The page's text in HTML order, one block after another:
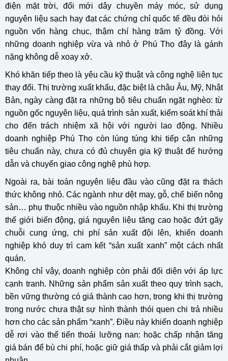
điện mặt trời, đổi mới dây chuyền máy móc, sử dụng
nguyên liệu sạch hay đạt các chứng chỉ quốc tế đều đòi hỏi
nguồn vốn hàng chục, thậm chí hàng trăm tỷ đồng. Với
những doanh nghiệp vừa và nhỏ ở Phú Thọ đây là gánh
nặng không dễ xoay xở.
Khó khăn tiếp theo là yêu cầu kỹ thuật và công nghệ liên tục
thay đổi. Thị trường xuất khẩu, đặc biệt là châu Âu, Mỹ, Nhật
Bản, ngày càng đặt ra những bộ tiêu chuẩn ngặt nghèo: từ
nguồn gốc nguyên liệu, quá trình sản xuất, kiểm soát khí thải
cho đến trách nhiệm xã hội với người lao động. Nhiều
doanh nghiệp Phú Thọ còn lúng túng khi tiếp cận những
tiêu chuẩn này, chưa có đủ chuyên gia kỹ thuật để hướng
dẫn và chuyển giao công nghệ phù hợp.
Ngoài ra, bài toán nguyên liệu đầu vào cũng đặt ra thách
thức không nhỏ. Các ngành như dệt may, gỗ, chế biến nông
sản… phụ thuộc nhiều vào nguồn nhập khẩu. Khi thị trường
thế giới biến động, giá nguyên liệu tăng cao hoặc đứt gãy
chuỗi cung ứng, chi phí sản xuất đội lên, khiến doanh
nghiệp khó duy trì cam kết “sản xuất xanh” một cách nhất
quán.
Không chỉ vậy, doanh nghiệp còn phải đối diện với áp lực
cạnh tranh. Những sản phẩm sản xuất theo quy trình sạch,
bền vững thường có giá thành cao hơn, trong khi thị trường
trong nước chưa thật sự hình thành thói quen chi trả nhiều
hơn cho các sản phẩm “xanh”. Điều này khiến doanh nghiệp
dễ rơi vào thế tiến thoái lưỡng nan: hoặc chấp nhận tăng
giá bán để bù chi phí, hoặc giữ giá thấp và phải cắt giảm lợi